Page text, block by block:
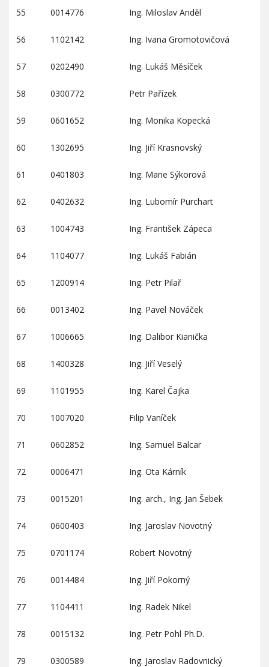
55 0014776 Ing. Miloslav Anděl
56 1102142 Ing. Ivana Gromotovičová
57 0202490 Ing. Lukáš Měsíček
58 0300772 Petr Pařízek
59 0601652 Ing. Monika Kopecká
60 1302695 Ing. Jiří Krasnovský
61 0401803 Ing. Marie Sýkorová
62 0402632 Ing. Lubomír Purchart
63 1004743 Ing. František Zápeca
64 1104077 Ing. Lukáš Fabián
65 1200914 Ing. Petr Pilař
66 0013402 Ing. Pavel Nováček
67 1006665 Ing. Dalibor Kianička
68 1400328 Ing. Jiří Veselý
69 1101955 Ing. Karel Čajka
70 1007020 Filip Vaníček
71 0602852 Ing. Samuel Balcar
72 0006471 Ing. Ota Kárník
73 0015201 Ing. arch., Ing. Jan Šebek
74 0600403 Ing. Jaroslav Novotný
75 0701174 Robert Novotný
76 0014484 Ing. Jiří Pokorný
77 1104411 Ing. Radek Nikel
78 0015132 Ing. Petr Pohl Ph.D.
79 0300589 Ing. Jaroslav Radovnický